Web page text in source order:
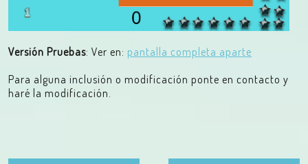
Versión Pruebas: Ver en: pantalla completa aparte
Para alguna inclusión o modificación ponte en contacto y
haré la modificación.